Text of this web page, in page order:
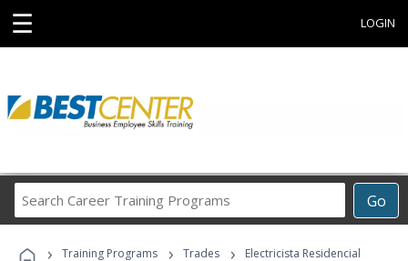
☰ LOGIN
Go
Career
Programs
› Training Programs › Trades ›
Electricista Residencial